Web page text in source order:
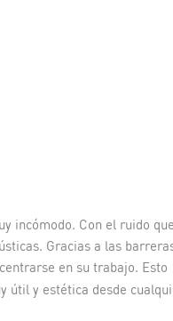
incómodo. Con el ruido que
Gracias a las
en su trabajo. Esto
útil y estética desde